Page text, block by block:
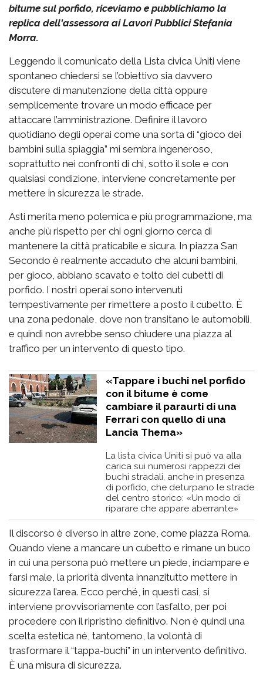
bitume sul porfido, riceviamo e pubblichiamo la
replica dell'assessora ai Lavori Pubblici Stefania
Morra.
Leggendo il comunicato della Lista civica Uniti viene
spontaneo chiedersi se l’obiettivo sia davvero
discutere di manutenzione della città oppure
semplicemente trovare un modo efficace per
attaccare l’amministrazione. Definire il lavoro
quotidiano degli operai come una sorta di “gioco dei
bambini sulla spiaggia” mi sembra ingeneroso,
soprattutto nei confronti di chi, sotto il sole e con
qualsiasi condizione, interviene concretamente per
mettere in sicurezza le strade.
Asti merita meno polemica e più programmazione, ma
anche più rispetto per chi ogni giorno cerca di
mantenere la città praticabile e sicura. In piazza San
Secondo è realmente accaduto che alcuni bambini,
per gioco, abbiano scavato e tolto dei cubetti di
porfido. I nostri operai sono intervenuti
tempestivamente per rimettere a posto il cubetto. È
una zona pedonale, dove non transitano le automobili,
e quindi non avrebbe senso chiudere una piazza al
traffico per un intervento di questo tipo.
«Tappare i buchi nel porfido
con il bitume è come
cambiare il paraurti di una
Ferrari con quello di una
Lancia Thema»
La lista civica Uniti si può va alla
carica sui numerosi rappezzi dei
buchi stradali, anche in presenza
di porfido, che deturpano le strade
del centro storico: «Un modo di
riparare che appare aberrante»
Il discorso è diverso in altre zone, come piazza Roma.
Quando viene a mancare un cubetto e rimane un buco
in cui una persona può mettere un piede, inciampare e
farsi male, la priorità diventa innanzitutto mettere in
sicurezza l’area. Ecco perché, in questi casi, si
interviene provvisoriamente con l’asfalto, per poi
procedere con il ripristino definitivo. Non è quindi una
scelta estetica né, tantomeno, la volontà di
trasformare il “tappa-buchi” in un intervento definitivo.
È una misura di sicurezza.